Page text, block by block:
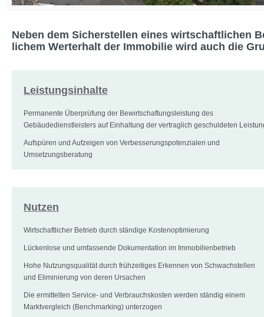
Neben dem Sicherstellen eines wirtschaftlichen
lichem Werterhalt der Immobilie wird auch die
Leistungsinhalte
Permanente Überprüfung der Bewirtschaftungsleistung des
Gebäudedienstleisters auf Einhaltung der vertraglich geschuldeten
Aufspüren und Aufzeigen von Verbesserungspotenzialen und
Umsetzungsberatung
Nutzen
Wirtschaftlicher Betrieb durch ständige Kostenoptimierung
Lückenlose und umfassende Dokumentation im Immobilienbetrieb
Hohe Nutzungsqualität durch frühzeitiges Erkennen von Schwachstellen
und Eliminierung von deren Ursachen
Die ermittelten Service- und Verbrauchskosten werden ständig einem
Marktvergleich (Benchmarking) unterzogen